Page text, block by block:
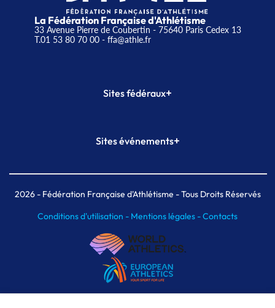
La Fédération Française d'Athlétisme
33 Avenue Pierre de Coubertin - 75640 Paris Cedex 13
T.01 53 80 70 00- ffa@athle.fr
Sites fédéraux+
Plateforme Formation
Sites événements+
Meeting de Paris indoor
MAIF Ekiden de Paris
2026- Fédération Française d'Athlétisme - Tous Droits Réservés
Conditions d'utilisation - Mentions légales -Contacts